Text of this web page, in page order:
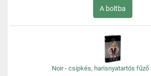
A boltba
Noir - csipkés, harisnyatartós